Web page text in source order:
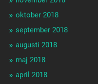
oktober 2018
september 2018
augusti 2018
maj 2018
april 2018